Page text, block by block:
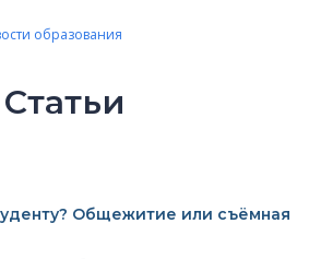
образования
Статьи
Общежитие или съёмная